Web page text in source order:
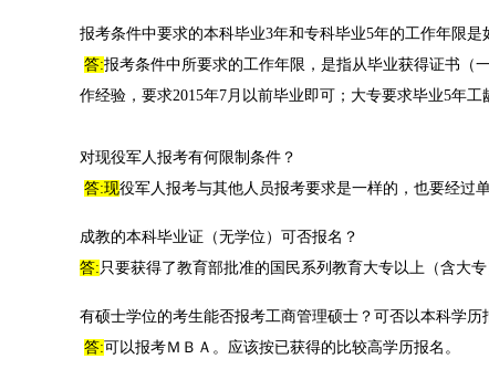
报考条件中要求的本科毕业3年和专科毕业5年的工作年限是
答:报考条件中所要求的工作年限，是指从毕业获得证书（
作经验，要求2015年7月以前毕业即可；大专要求毕业5年
对现役军人报考有何限制条件？
答:现役军人报考与其他人员报考要求是一样的，也要经过
成教的本科毕业证（无学位）可否报名？
答:只要获得了教育部批准的国民系列教育大专以上（含大
有硕士学位的考生能否报考工商管理硕士？可否以本科学历
答:可以报考ＭＢＡ。应该按已获得的比较高学历报名。